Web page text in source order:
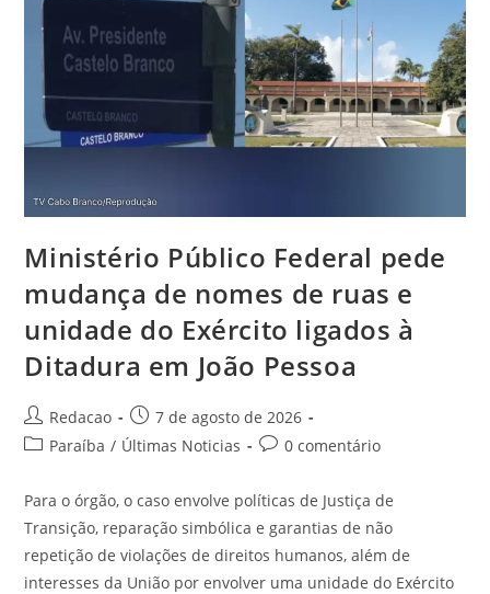
Ministério Público Federal pede
mudança de nomes de ruas e
unidade do Exército ligados à
Ditadura em João Pessoa
Redacao
7 de agosto de 2026
Paraíba / Últimas Noticias 0 comentário
Para o órgão, o caso envolve políticas de Justiça de
Transição, reparação simbólica e garantias de não
repetição de violações de direitos humanos, além de
interesses da União por envolver uma unidade do Exército